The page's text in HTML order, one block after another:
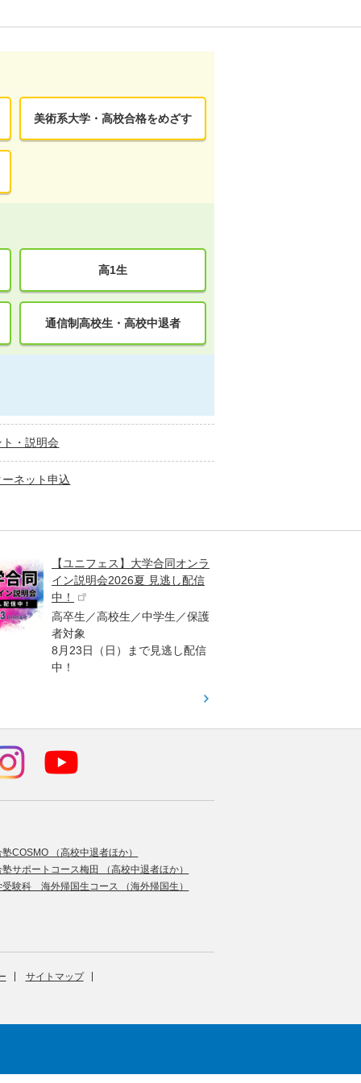
美術系大学・高校合格をめざす
高1生
通信制高校生・高校中退者
ト・説明会
ーネット申込
【ユニフェス】大学合同オンラ
イン説明会2026夏 見逃し配信
中！
高卒生／高校生／中学生／保護
者対象
8月23日（日）まで見逃し配信
中！
COSMO （高校中退者ほか）
塾サポートコース梅田 （高校中退者ほか）
受験科 海外帰国生コース （海外帰国生）
サイトマップ